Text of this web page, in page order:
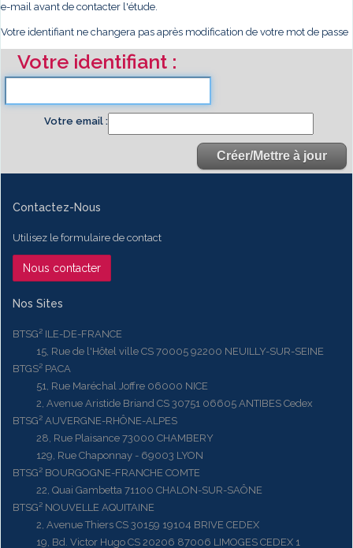
e-mail avant de contacter l'étude.
Votre identifiant ne changera pas après modification de votre mot de passe
Votre identifiant
Votre email
Contactez-Nous
Utilisez le formulaire de contact
Nous contacter
Nos Sites
BTSG² ILE-DE-FRANCE
15, Rue de l'Hôtel ville CS 70005 92200 NEUILLY-SUR-SEINE
BTGS² PACA
51, Rue Maréchal Joffre 06000 NICE
2, Avenue Aristide Briand CS 30751 06605 ANTIBES Cedex
BTSG² AUVERGNE-RHÔNE-ALPES
28, Rue Plaisance 73000 CHAMBERY
129, Rue Chaponnay - 69003 LYON
BTSG² BOURGOGNE-FRANCHE COMTE
22, Quai Gambetta 71100 CHALON-SUR-SAÔNE
BTSG² NOUVELLE AQUITAINE
2, Avenue Thiers CS 30159 19104 BRIVE CEDEX
19, Bd. Victor Hugo CS 20206 87006 LIMOGES CEDEX 1